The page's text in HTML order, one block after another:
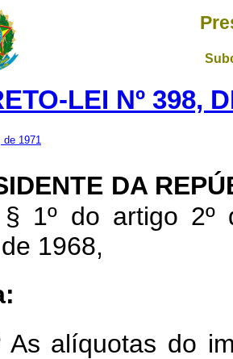
LEI Nº 398,
de 1971
DA
1º do artigo 2º
1968,
As alíquotas do